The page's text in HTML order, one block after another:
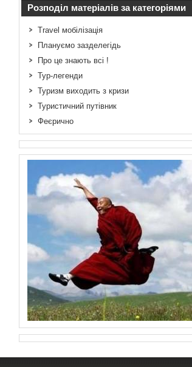
Розподіл матеріалів за категоріями
Travel мобілізація
Плануємо зазделегідь
Про це знають всі !
Тур-легенди
Туризм виходить з кризи
Туристичний путівник
Феєрично